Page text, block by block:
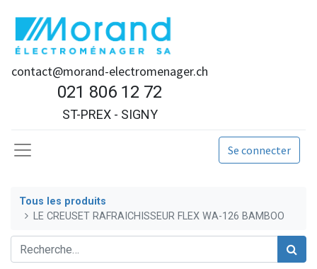
contact@morand-electromenager.ch
021 806 12 72
ST-PREX - SIGNY
Se connecter
Tous les produits
LE CREUSET RAFRAICHISSEUR FLEX WA-126 BAMBOO